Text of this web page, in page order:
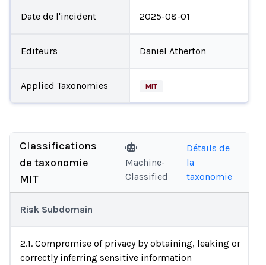
Date de l'incident 2025-08-01
Editeurs Daniel Atherton
Applied Taxonomies MIT
Classifications
de taxonomie
MIT
Machine-
Classified
Détails de
la
taxonomie
Risk Subdomain
2.1. Compromise of privacy by obtaining, leaking or
correctly inferring sensitive information